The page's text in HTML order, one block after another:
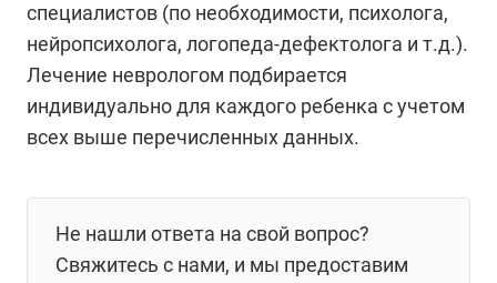
специалистов (по необходимости, психолога,
нейропсихолога, логопеда-дефектолога и т.д.).
Лечение неврологом подбирается
индивидуально для каждого ребенка с учетом
всех выше перечисленных данных.
Не нашли ответа на свой вопрос?
Свяжитесь с нами, и мы предоставим